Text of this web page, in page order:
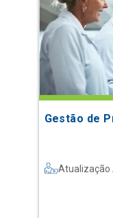
Gestão de
Atualização